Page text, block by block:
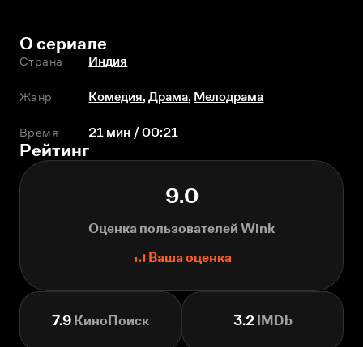
О сериале
Страна Индия
Жанр Комедия,Драма, Мелодрама
Время 21 мин / 00:21
Рейтинг
9.0
Оценка пользователей Wink
Ваша оценка
7.9 КиноПоиск 3.2IMDb